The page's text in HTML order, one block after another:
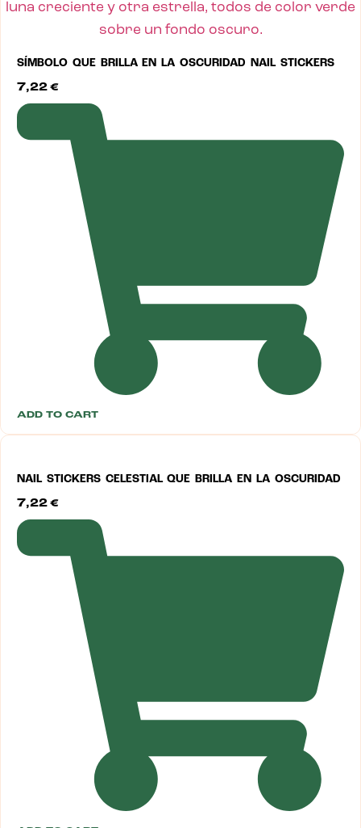
SÍMBOLO QUE BRILLA EN LA OSCURIDAD NAIL STICKERS
7,22 €
ADD TO CART
NAIL STICKERS CELESTIAL QUE BRILLA EN LA OSCURIDAD
7,22 €